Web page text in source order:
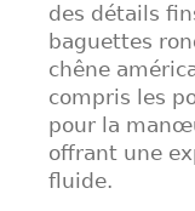
des détails
baguettes
chêne
compris les
pour la
offrant une
fluide.